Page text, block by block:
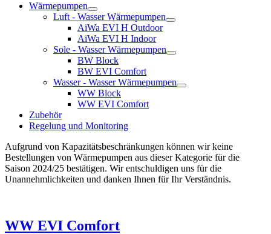
Wärmepumpen
Luft - Wasser Wärmepumpen
AiWa EVI H Outdoor
AiWa EVI H Indoor
Sole - Wasser Wärmepumpen
BW Block
BW EVI Comfort
Wasser - Wasser Wärmepumpen
WW Block
WW EVI Comfort
Zubehör
Regelung und Monitoring
Aufgrund von Kapazitätsbeschränkungen können wir keine
Bestellungen von Wärmepumpen aus dieser Kategorie für die
Saison 2024/25 bestätigen. Wir entschuldigen uns für die
Unannehmlichkeiten und danken Ihnen für Ihr Verständnis.
WW EVI Comfort